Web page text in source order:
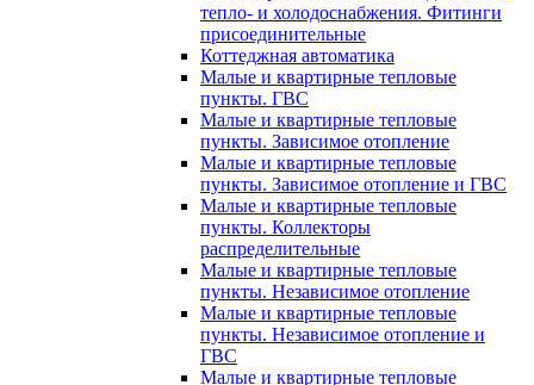
тепло- и холодоснабжения. Фитинги
присоединительные
Коттеджная автоматика
Малые и квартирные тепловые
пункты. ГВС
Малые и квартирные тепловые
пункты. Зависимое отопление
Малые и квартирные тепловые
пункты. Зависимое отопление и ГВС
Малые и квартирные тепловые
пункты. Коллекторы
распределительные
Малые и квартирные тепловые
пункты. Независимое отопление
Малые и квартирные тепловые
пункты. Независимое отопление и
ГВС
Малые и квартирные тепловые